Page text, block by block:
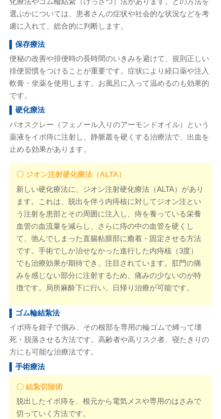
選ぶかについては、患者さんの症状や社会的な状況などを考
慮に入れて、総合的に判断します。
保存療法
便秘の改善や排便時の長時間のいきみを避けて、規則正しい
排便習慣をつけることが重要です。症状により経口薬や注入
軟膏・坐薬を使用します。お風呂に入って温めるのも効果的
です。
硬化療法
パオスクレー（フェノール入りのアーモンドオイル）という
薬液をイボ痔に注射し、静脈叢を硬くする治療法で、出血を
止める効果があります。
〇 ジオン注射硬化療法（ALTA）
新しい硬化療法に、ジオン注射硬化療法（ALTA）があり
ます。これは、脱出を伴う内痔核に対してジオン注とい
う注射を患部とその周囲に注入し、痔を養っている栄養
血管の血流量を減らし、さらに痔の中の血管を硬くし
て、弛んでしまった直腸粘膜部に癒着・固定させる方法
です。手術でしか治せなかった進行した内痔核（3度）
でも治療効果が期待でき、注目されています。肛門の痛
みを感じない部分に注射するため、痛みの少ないのが特
徴です。局所麻酔下に行い、日帰り治療が可能です。
ゴム輪結紮法
イボ痔を鉗子で掴み、その根部を専用の輪ゴムで縛って壊
死・脱落させる方法です。高齢者や高リスク者、寝たきりの
方にも可能な治療法です。
手術療法
〇 結紮切除術
脱出したイボ痔を、根元から電気メスや専用のはさみで
切っていく方法です。